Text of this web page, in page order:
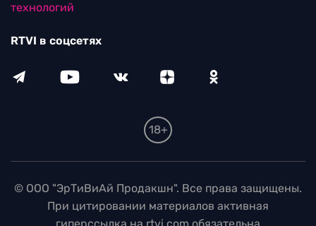
технологий
RTVI в соцсетях
18+
© ООО "ЭрТиВиАй Продакшн". Все права защищены.
При цитировании материалов активная